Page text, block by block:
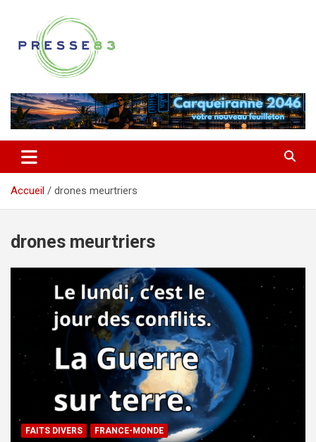
contenu
Presse 83
Accueil drones meurtriers
drones meurtriers
FAITS DIVERS FRANCE-MONDE